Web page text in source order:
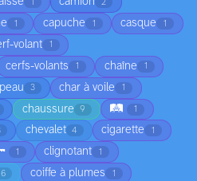
1 2
1 capuche 1 casque 1
volant 1
cerfs-volants 1 chaîne 1
3 char à voile 1
chaussure 9 🛤️ 1
chevalet 4 cigarette 1
1 clignotant 1
6 coiffe à plumes 1